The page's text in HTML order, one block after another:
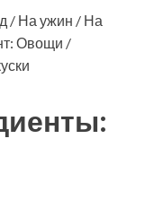
/ На ужин / На
Овощи /